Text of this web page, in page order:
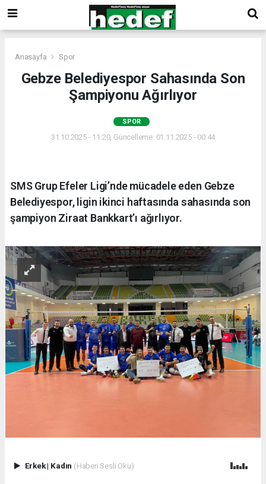
Anasayfa Spor
Gebze Belediyespor Sahasında Son
Şampiyonu Ağırlıyor
SPOR
31.10.2025 - 11:20, Güncelleme: 01.11.2025 - 00:44
SMS Grup Efeler Ligi’nde mücadele eden Gebze
Belediyespor, ligin ikinci haftasında sahasında son
şampiyon Ziraat Bankkart’ı ağırlıyor.
Erkek| Kadın (Haberi Sesli Oku)